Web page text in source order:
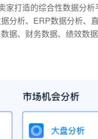
家打造的综合性数据分
分析、ERP数据分析、
据、财务数据、绩效数